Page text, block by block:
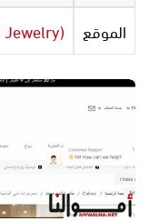
الموقع
(Diamond & Gold Jewelry).